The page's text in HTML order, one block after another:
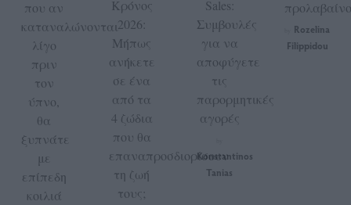
που αν
καταναλώνονται
λίγο
πριν
τον
ύπνο,
θα
ξυπνάτε
με
επίπεδη
κοιλιά
Κρόνος
2026:
Μήπως
ανήκετε
σε ένα
από τα
4 ζώδια
που θα
επαναπροσδιορίσουν
τη ζωή
τους;
Sales:
Συμβουλές
για να
αποφύγετε
τις
παρορμητικές
αγορές
Konstantinos
Tanias
Rozelina
Filippidou